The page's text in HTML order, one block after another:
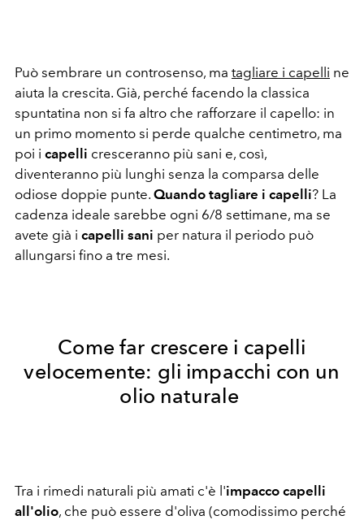
Può sembrare un controsenso, ma tagliare i capelli ne
aiuta la crescita. Già, perché facendo la classica
spuntatina non si fa altro che rafforzare il capello: in
un primo momento si perde qualche centimetro, ma
poi i capelli cresceranno più sani e, così,
diventeranno più lunghi senza la comparsa delle
odiose doppie punte. Quando tagliare i capelli? La
cadenza ideale sarebbe ogni 6/8 settimane, ma se
avete già i capelli sani per natura il periodo può
allungarsi fino a tre mesi.
Come far crescere i capelli
velocemente: gli impacchi con un
olio naturale
Tra i rimedi naturali più amati c'è l'impacco capelli
all'olio, che può essere d'oliva (comodissimo perché